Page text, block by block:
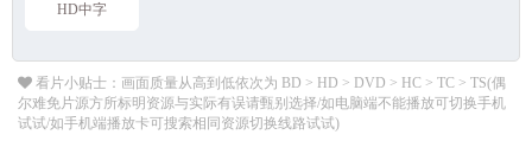
HD中字
看片小贴士：画面质量从高到低依次为 BD > HD > DVD > HC > TC > TS(偶
尔难免片源方所标明资源与实际有误请甄别选择/如电脑端不能播放可切换手机
试试/如手机端播放卡可搜索相同资源切换线路试试)